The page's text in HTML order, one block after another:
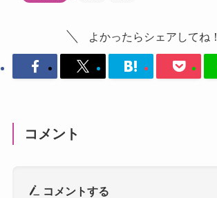
よかったらシェアしてね！
コメント
コメントする